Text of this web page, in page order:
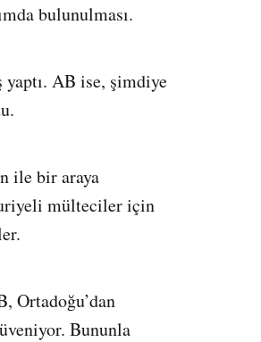
bulunulması.
yaptı. AB ise, şimdiye
ile bir araya
mülteciler için
Ortadoğu’dan
Bununla